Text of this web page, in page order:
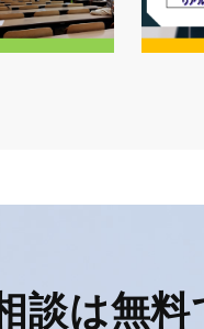
談は無料